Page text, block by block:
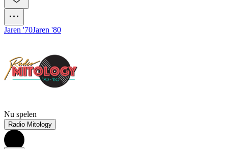
Jaren '70Jaren '80
Nu spelen
Radio Mitology